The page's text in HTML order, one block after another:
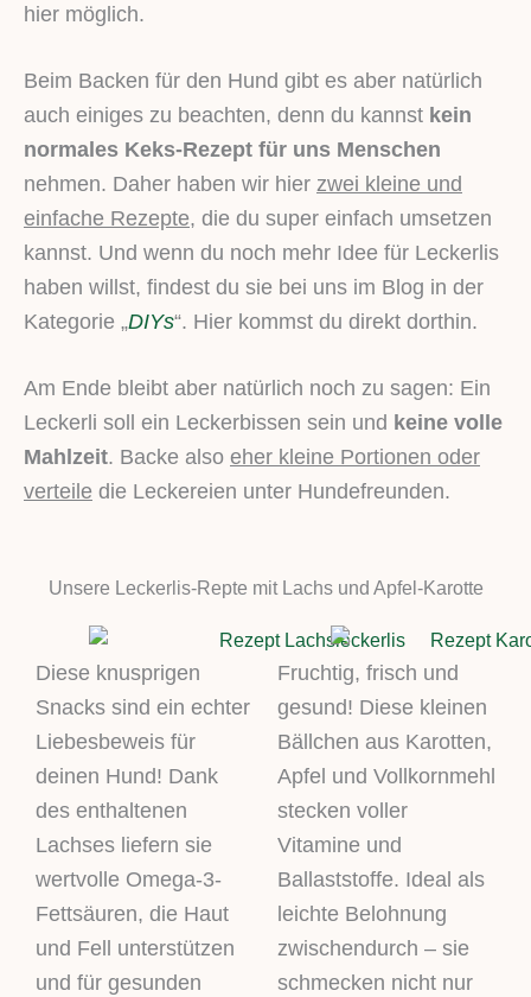
hier möglich.
Beim Backen für den Hund gibt es aber natürlich
auch einiges zu beachten, denn du kannst kein
normales Keks-Rezept für uns Menschen
nehmen. Daher haben wir hier zwei kleine und
einfache Rezepte, die du super einfach umsetzen
kannst. Und wenn du noch mehr Idee für Leckerlis
haben willst, findest du sie bei uns im Blog in der
Kategorie „DIYs“. Hier kommst du direkt dorthin.
Am Ende bleibt aber natürlich noch zu sagen: Ein
Leckerli soll ein Leckerbissen sein und keine volle
Mahlzeit. Backe also eher kleine Portionen oder
verteile die Leckereien unter Hundefreunden.
Unsere Leckerlis-Repte mit Lachs und Apfel-Karotte
Diese knusprigen
Snacks sind ein echter
Liebesbeweis für
deinen Hund! Dank
des enthaltenen
Lachses liefern sie
wertvolle Omega-3-
Fettsäuren, die Haut
und Fell unterstützen
und für gesunden
Fruchtig, frisch und
gesund! Diese kleinen
Bällchen aus Karotten,
Apfel und Vollkornmehl
stecken voller
Vitamine und
Ballaststoffe. Ideal als
leichte Belohnung
zwischendurch – sie
schmecken nicht nur